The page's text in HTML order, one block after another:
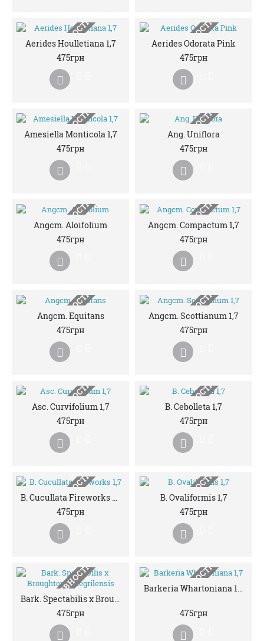
НЕМАЄ В НАЯВНОСТІ
Aerides Houlletiana 1,7
475грн
НЕМАЄ В НАЯВНОСТІ
Aerides Odorata Pink
475грн
НЕМАЄ В НАЯВНОСТІ
Amesiella Monticola 1,7
475грн
НЕМАЄ В НАЯВНОСТІ
Ang. Uniflora
475грн
НЕМАЄ В НАЯВНОСТІ
Angcm. Aloifolium
475грн
НЕМАЄ В НАЯВНОСТІ
Angcm. Compactum 1,7
475грн
НЕМАЄ В НАЯВНОСТІ
Angcm. Equitans
475грн
НЕМАЄ В НАЯВНОСТІ
Angcm. Scottianum 1,7
475грн
НЕМАЄ В НАЯВНОСТІ
Asc. Curvifolium 1,7
475грн
НЕМАЄ В НАЯВНОСТІ
B. Cebolleta 1,7
475грн
НЕМАЄ В НАЯВНОСТІ
B. Cucullata Fireworks 1,7
475грн
НЕМАЄ В НАЯВНОСТІ
B. Ovaliformis 1,7
475грн
НЕМАЄ В НАЯВНОСТІ
Bark. Spectabilis x Broughtonia Negrilensis
475грн
НЕМАЄ В НАЯВНОСТІ Barkeria Whartoniana 1,7
475грн